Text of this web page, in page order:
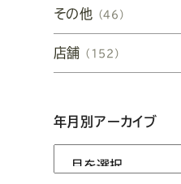
その他 （46）
店舗 （152）
年月別アーカイブ